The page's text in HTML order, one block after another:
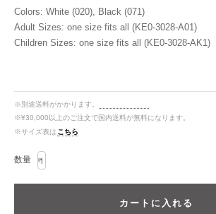
Colors: White (020), Black (071)
Adult Sizes: one size fits all (KE0-3028-A01)
Children Sizes: one size fits all (KE0-3028-AK1)
※別途送料がかかります。
※¥30,000以上のご注文で国内送料が無料になります。
※サイズ表は こちら
数量